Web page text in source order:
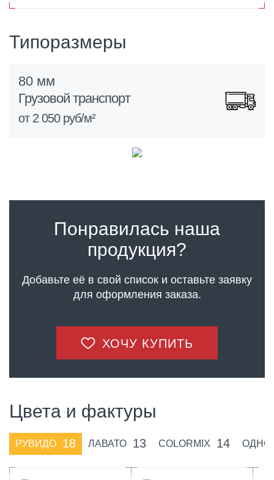
Типоразмеры
80 мм
Грузовой транспорт
от 2 050 руб/м²
Понравилась наша
продукция?
Добавьте её в свой список и оставьте заявку
для оформления заказа.
ХОЧУ КУПИТЬ
Цвета и фактуры
РУВИДО 18 ЛАВАТО 13 COLORMIX 14